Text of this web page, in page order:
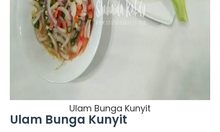
Ulam Bunga Kunyit
Ulam Bunga Kunyit